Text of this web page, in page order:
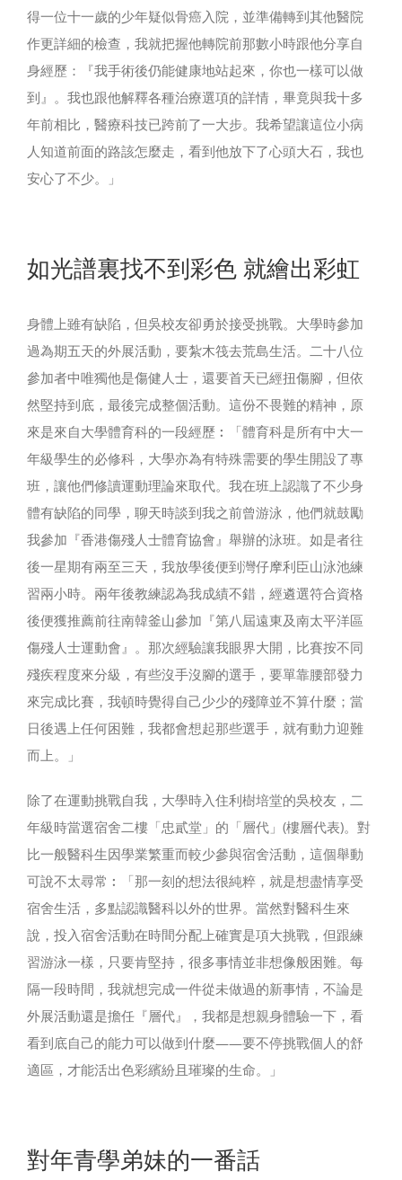
得一位十一歲的少年疑似骨癌入院，並準備轉到其他醫院
作更詳細的檢查，我就把握他轉院前那數小時跟他分享自
身經歷：『我手術後仍能健康地站起來，你也一樣可以做
到』。我也跟他解釋各種治療選項的詳情，畢竟與我十多
年前相比，醫療科技已跨前了一大步。我希望讓這位小病
人知道前面的路該怎麼走，看到他放下了心頭大石，我也
安心了不少。」
如光譜裏找不到彩色 就繪出彩虹
身體上雖有缺陷，但吳校友卻勇於接受挑戰。大學時參加
過為期五天的外展活動，要紮木筏去荒島生活。二十八位
參加者中唯獨他是傷健人士，還要首天已經扭傷腳，但依
然堅持到底，最後完成整個活動。這份不畏難的精神，原
來是來自大學體育科的一段經歷︰「體育科是所有中大一
年級學生的必修科，大學亦為有特殊需要的學生開設了專
班，讓他們修讀運動理論來取代。我在班上認識了不少身
體有缺陷的同學，聊天時談到我之前曾游泳，他們就鼓勵
我參加『香港傷殘人士體育協會』舉辦的泳班。如是者往
後一星期有兩至三天，我放學後便到灣仔摩利臣山泳池練
習兩小時。兩年後教練認為我成績不錯，經遴選符合資格
後便獲推薦前往南韓釜山參加『第八屆遠東及南太平洋區
傷殘人士運動會』。那次經驗讓我眼界大開，比賽按不同
殘疾程度來分級，有些沒手沒腳的選手，要單靠腰部發力
來完成比賽，我頓時覺得自己少少的殘障並不算什麼；當
日後遇上任何困難，我都會想起那些選手，就有動力迎難
而上。」
除了在運動挑戰自我，大學時入住利樹培堂的吳校友，二
年級時當選宿舍二樓「忠貳堂」的「層代」(樓層代表)。對
比一般醫科生因學業繁重而較少參與宿舍活動，這個舉動
可說不太尋常︰「那一刻的想法很純粹，就是想盡情享受
宿舍生活，多點認識醫科以外的世界。當然對醫科生來
說，投入宿舍活動在時間分配上確實是項大挑戰，但跟練
習游泳一樣，只要肯堅持，很多事情並非想像般困難。每
隔一段時間，我就想完成一件從未做過的新事情，不論是
外展活動還是擔任『層代』，我都是想親身體驗一下，看
看到底自己的能力可以做到什麼——要不停挑戰個人的舒
適區，才能活出色彩繽紛且璀璨的生命。」
對年青學弟妹的一番話